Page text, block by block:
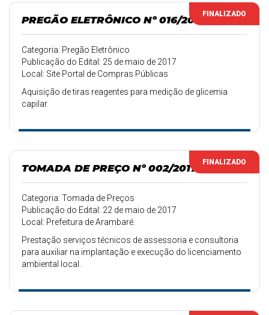
FINALIZADO
PREGÃO ELETRÔNICO Nº 016/2017
Categoria: Pregão Eletrônico
Publicação do Edital: 25 de maio de 2017
Local: Site Portal de Compras Públicas
Aquisição de tiras reagentes para medição de glicemia
capilar.
FINALIZADO
TOMADA DE PREÇO Nº 002/2017
Categoria: Tomada de Preços
Publicação do Edital: 22 de maio de 2017
Local: Prefeitura de Arambaré.
Prestação serviços técnicos de assessoria e consultoria
para auxiliar na implantação e execução do licenciamento
ambiental local.